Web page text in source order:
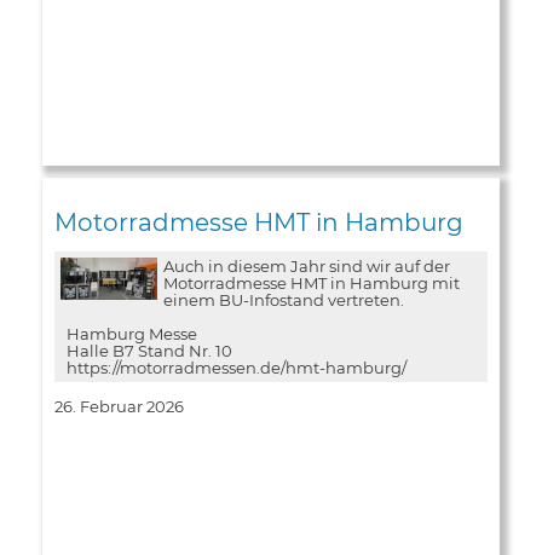
Motorradmesse HMT in Hamburg
Auch in diesem Jahr sind wir auf der
Motorradmesse HMT in Hamburg mit
einem BU-Infostand vertreten.
Hamburg Messe
Halle B7 Stand Nr. 10
https://motorradmessen.de/hmt-hamburg/
26. Februar 2026